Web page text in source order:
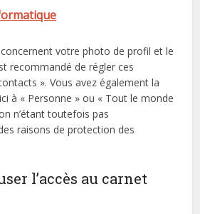
votre photo de profil et le
recommandé de régler ces
». Vous avez également la
à « Personne » ou « Tout le monde
n’étant toutefois pas
raisons de protection des
l’accès au carnet